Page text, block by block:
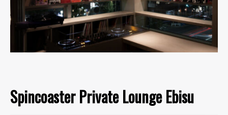
Spincoaster Private Lounge Ebisu